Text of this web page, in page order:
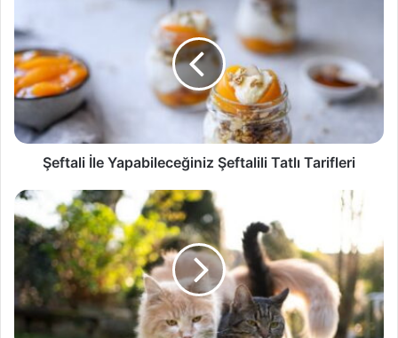
Yapabileceğiniz
Şeftalili
Tatlı
Tarifleri
Şeftali İle Yapabileceğiniz Şeftalili Tatlı Tarifleri
Kedi
Cinsleri
Özellikleri
Hakkında
Bilmeniz
Gereken